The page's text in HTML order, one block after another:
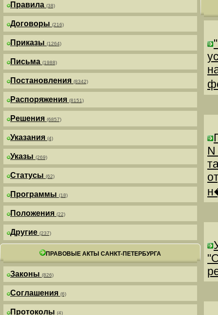
Правила (38)
Договоры (216)
Приказы (1264)
Письма (1988)
Постановления (8342)
Распоряжения (8151)
Решения (6857)
Указания (4)
Указы (269)
Статусы (62)
Программы (18)
Положения (22)
Другие (237)
ПРАВОВЫЕ АКТЫ САНКТ-ПЕТЕРБУРГА
Законы (826)
Соглашения (6)
Протоколы (4)